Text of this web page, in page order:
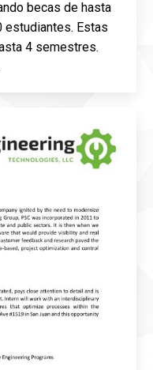
becas de hasta
estudiantes. Estas
4 semestres.